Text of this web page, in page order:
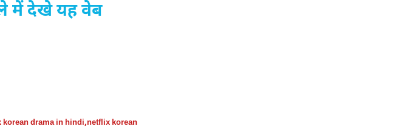
में देखे यह वेब
korean drama in hindi,netflix korean